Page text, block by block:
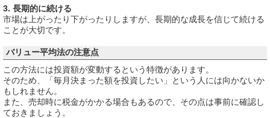
3. 長期的に続ける
市場は上がったり下がったりしますが、長期的な成長を信じて続ける
ことが大切です。
バリュー平均法の注意点
この方法には投資額が変動するという特徴があります。
そのため、「毎月決まった額を投資したい」という人には向かないか
もしれません。
また、売却時に税金がかかる場合もあるので、その点は事前に確認し
ておきましょう。